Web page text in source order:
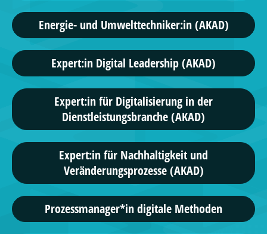
Energie- und Umwelttechniker:in (AKAD)
Expert:in Digital Leadership (AKAD)
Expert:in für Digitalisierung in der
Dienstleistungsbranche (AKAD)
Expert:in für Nachhaltigkeit und
Veränderungsprozesse (AKAD)
Prozessmanager*in digitale Methoden